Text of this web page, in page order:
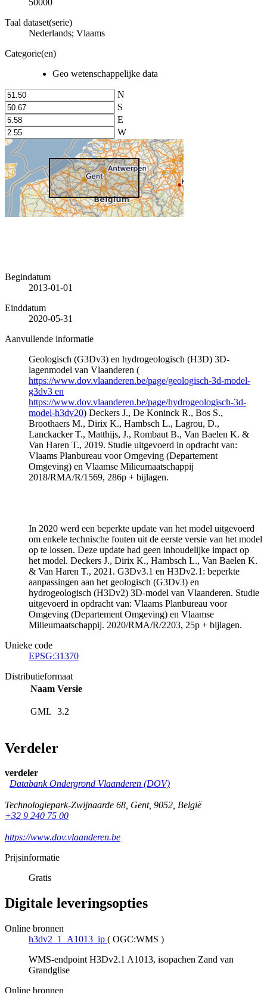
Taal dataset(serie)
Nederlands; Vlaams
Categorie(en)
Geo wetenschappelijke data
N
S
E
W
Begindatum
2013-01-01
Einddatum
2020-05-31
Aanvullende informatie
Geologisch (G3Dv3) en hydrogeologisch (H3D) 3D-
lagenmodel van Vlaanderen (
https://www.dov.vlaanderen.be/page/geologisch-3d-model-
g3dv3 en
https://www.dov.vlaanderen.be/page/hydrogeologisch-3d-
model-h3dv20) Deckers J., De Koninck R., Bos S.,
Broothaers M., Dirix K., Hambsch L., Lagrou, D.,
Lanckacker T., Matthijs, J., Rombaut B., Van Baelen K. &
Van Haren T., 2019. Studie uitgevoerd in opdracht van:
Vlaams Planbureau voor Omgeving (Departement
Omgeving) en Vlaamse Milieumaatschappij
2018/RMA/R/1569, 286p + bijlagen.
In 2020 werd een beperkte update van het model uitgevoerd
om enkele technische fouten uit de eerste versie van het model
op te lossen. Deze update had geen inhoudelijke impact op
het model. Deckers J., Dirix K., Hambsch L., Van Baelen K.
& Van Haren T., 2021. G3Dv3.1 en H3Dv2.1: beperkte
aanpassingen aan het geologisch (G3Dv3) en
hydrogeologisch (H3Dv2) 3D-model van Vlaanderen. Studie
uitgevoerd in opdracht van: Vlaams Planbureau voor
Omgeving (Departement Omgeving) en Vlaamse
Milieumaatschappij. 2020/RMA/R/2203, 25p + bijlagen.
Unieke code
EPSG:31370
Distributieformaat
Naam Versie
GML 3.2
Verdeler
verdeler
Databank Ondergrond Vlaanderen (DOV)
Technologiepark-Zwijnaarde 68, Gent, 9052, België
+32 9 240 75 00
https://www.dov.vlaanderen.be
Prijsinformatie
Gratis
Digitale leveringsopties
Online bronnen
h3dv2_1_A1013_ip ( OGC:WMS )
WMS-endpoint H3Dv2.1 A1013, isopachen Zand van
Grandglise
Online bronnen